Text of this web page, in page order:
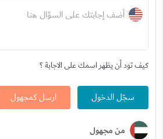
أضف إجابتك على السؤال هنا
كيف تود أن يظهر اسمك على الاجابة ؟
سجّل الدخول ارسل كمجهول
من مجهول